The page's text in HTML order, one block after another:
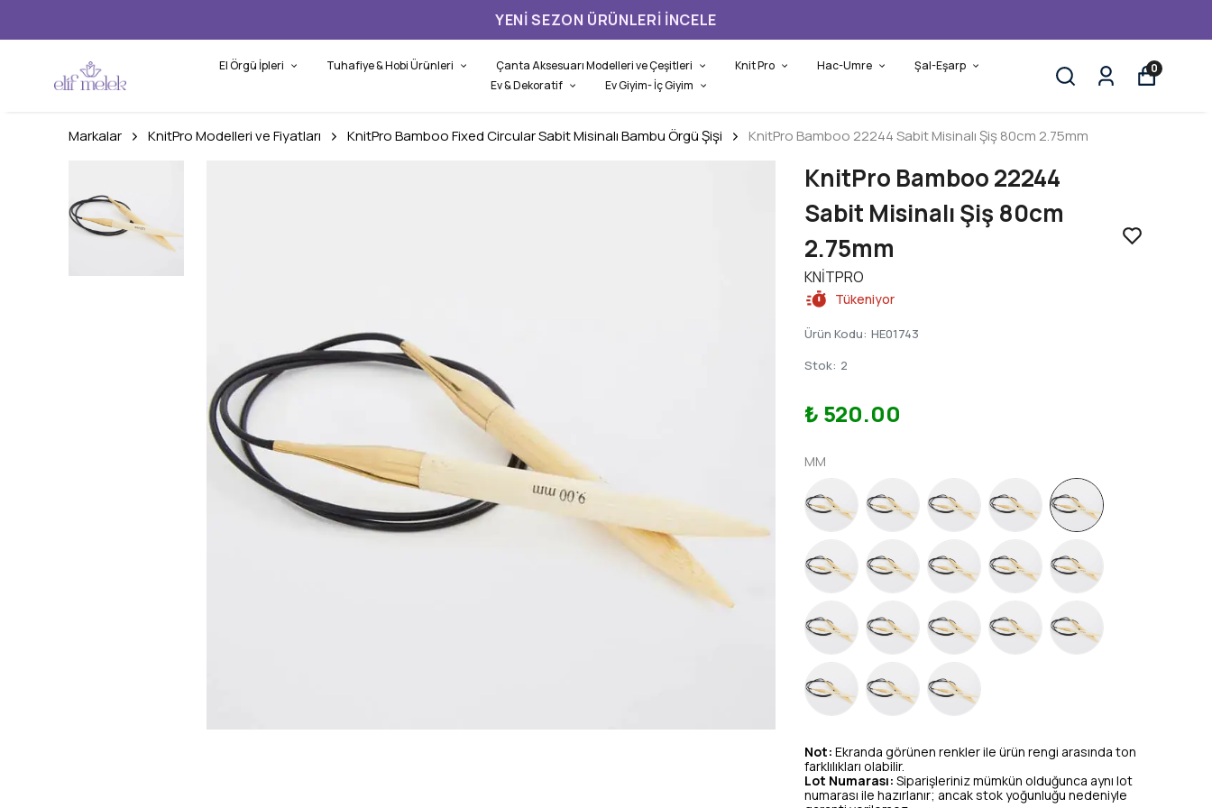
YENI SEZON ÜRÜNLERI İNCELE
El Örgü İpleri Tuhafiye & Hobi Ürünleri Çanta Aksesuarı Modelleri ve Çeşitleri Knit Pro Hac-Umre
Şal-Eşarp
Ev & Dekoratif
Ev Giyim- İç Giyim
0
Markalar KnitPro Modelleri ve Fiyatları KnitPro Bamboo Fixed Circular Sabit Misinalı Bambu Örgü Şişi KnitPro Bamboo 22244 Sabit Misinalı Şiş 80cm 2.75mm
KnitPro Bamboo 22244
Sabit Misinalı Şiş 80cm
2.75mm
KNİTPRO
Tükeniyor
Ürün Kodu: HE01743
Stok: 2
₺ 520.00
MM
Not: Ekranda görünen renkler ile ürün rengi arasında ton
farklılıkları olabilir.
Lot Numarası: Siparişleriniz mümkün olduğunca aynı lot
numarası ile hazırlanır; ancak stok yoğunluğu nedeniyle